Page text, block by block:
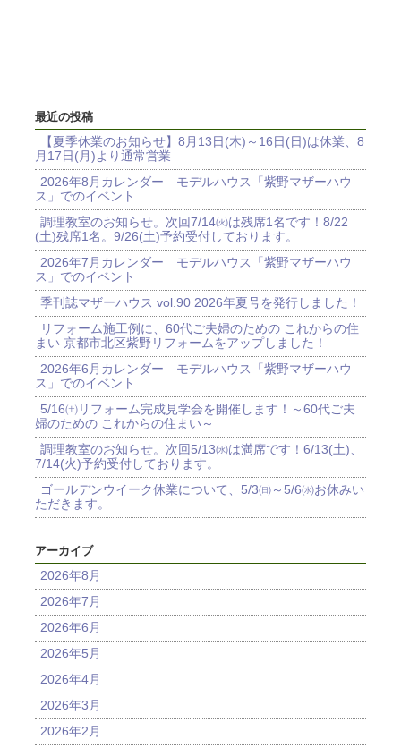
最近の投稿
【夏季休業のお知らせ】8月13日(木)～16日(日)は休業、8
月17日(月)より通常営業
2026年8月カレンダー モデルハウス「紫野マザーハウ
ス」でのイベント
調理教室のお知らせ。次回7/14㈫は残席1名です！8/22
(土)残席1名。9/26(土)予約受付しております。
2026年7月カレンダー モデルハウス「紫野マザーハウ
ス」でのイベント
季刊誌マザーハウス vol.90 2026年夏号を発行しました！
リフォーム施工例に、60代ご夫婦のための これからの住
まい 京都市北区紫野リフォームをアップしました！
2026年6月カレンダー モデルハウス「紫野マザーハウ
ス」でのイベント
5/16㈯リフォーム完成見学会を開催します！～60代ご夫
婦のための これからの住まい～
調理教室のお知らせ。次回5/13㈬は満席です！6/13(土)、
7/14(火)予約受付しております。
ゴールデンウイーク休業について、5/3㈰～5/6㈬お休みい
ただきます。
アーカイブ
2026年8月
2026年7月
2026年6月
2026年5月
2026年4月
2026年3月
2026年2月